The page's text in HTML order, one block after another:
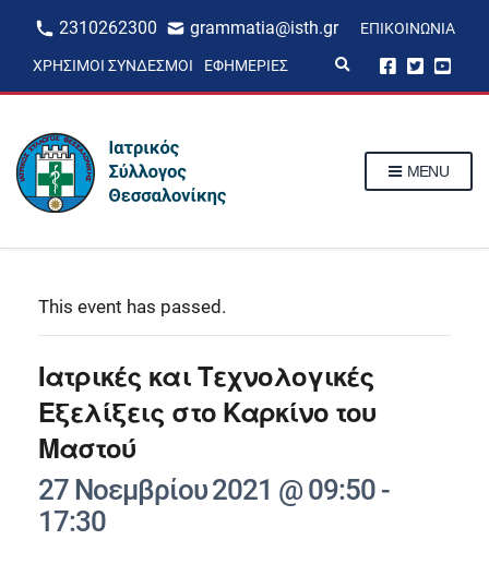
2310262300 grammatia@isth.gr ΕΠΙΚΟΙΝΩΝΊΑ
ΧΡΉΣΙΜΟΙ ΣΎΝΔΕΣΜΟΙ ΕΦΗΜΕΡΊΕΣ
p
MENU
This event has passed.
Ιατρικές και Τεχνολογικές
Εξελίξεις στο Καρκίνο του
Mαστού
27 Νοεμβρίου 2021 @ 09:50 -
17:30